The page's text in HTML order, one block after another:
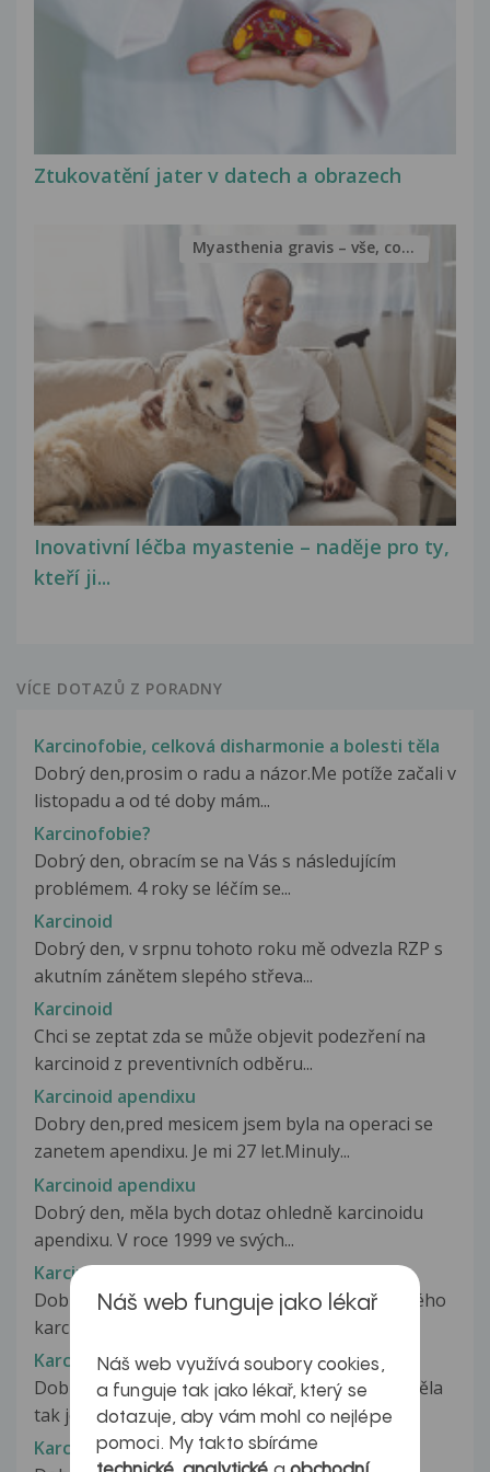
Ztukovatění jater v datech a obrazech
Inovativní léčba myastenie – naděje pro ty,
kteří ji...
Myasthenia gravis – vše, co...
VÍCE DOTAZŮ Z PORADNY
Karcinofobie, celková disharmonie a bolesti těla
Dobrý den,prosim o radu a názor.Me potíže začali v
listopadu a od té doby mám...
Karcinofobie?
Dobrý den, obracím se na Vás s následujícím
problémem. 4 roky se léčím se...
Karcinoid
Dobrý den, v srpnu tohoto roku mě odvezla RZP s
akutním zánětem slepého střeva...
Karcinoid
Chci se zeptat zda se může objevit podezření na
karcinoid z preventivních odběru...
Karcinoid apendixu
Dobry den,pred mesicem jsem byla na operaci se
zanetem apendixu. Je mi 27 let.Minuly...
Karcinoid apendixu
Dobrý den, měla bych dotaz ohledně karcinoidu
apendixu. V roce 1999 ve svých...
Karcinoid plic
Dobrý den. Jsem dva roky po odstranění typického
karcinoidu z plíce. Dopadlo...
Karcinoidový syndrom
Dobrý den, Cca před 9 lety (dnes 23 let), jsem měla
tak jednou za měsíc křeče...
Karcinom
Náš web funguje jako lékař
Náš web využívá soubory cookies,
a funguje tak jako lékař, který se
dotazuje, aby vám mohl co nejlépe
pomoci. My takto sbíráme